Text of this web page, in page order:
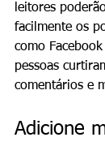
leitores
facilmente os
como
pessoas
comentários e
Adicione